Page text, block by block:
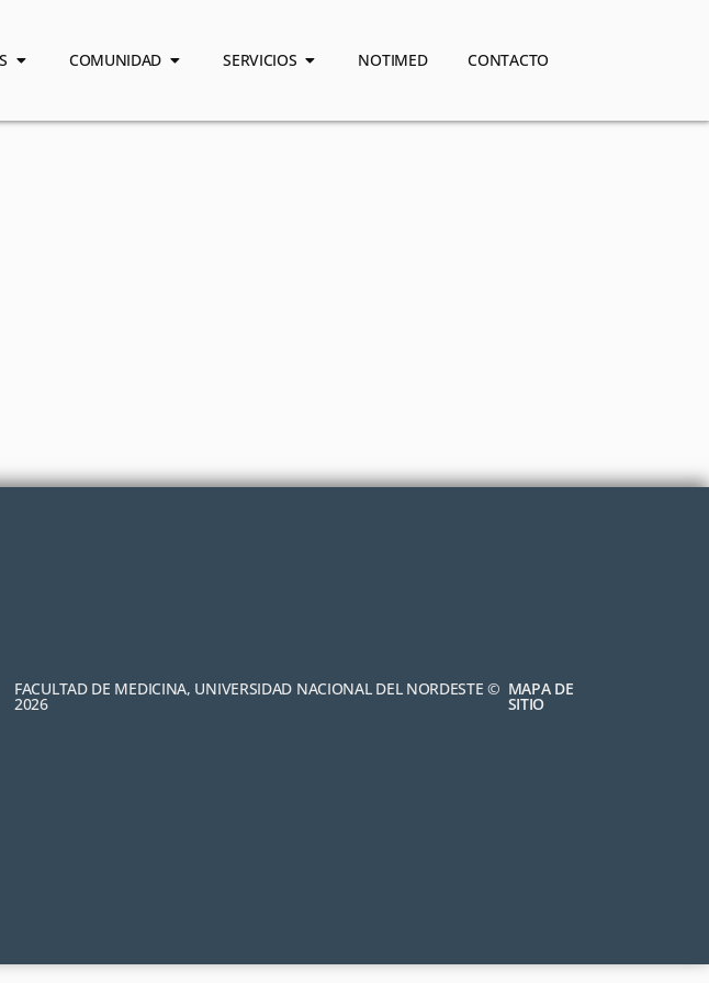
COMUNIDAD SERVICIOS NOTIMED CONTACTO
FACULTAD DE MEDICINA, UNIVERSIDAD NACIONAL DEL NORDESTE ©
2026
MAPA DE
SITIO